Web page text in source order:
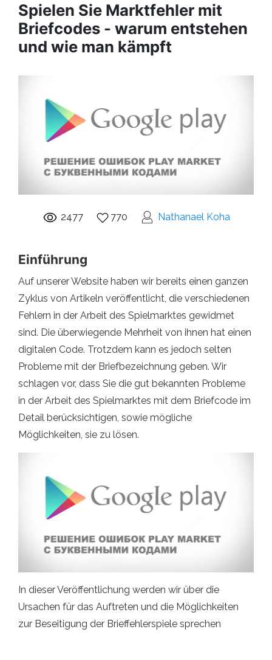
Spielen Sie Marktfehler mit
Briefcodes - warum entstehen
und wie man kämpft
2477 770 Nathanael Koha
Einführung
Auf unserer Website haben wir bereits einen ganzen
Zyklus von Artikeln veröffentlicht, die verschiedenen
Fehlern in der Arbeit des Spielmarktes gewidmet
sind. Die überwiegende Mehrheit von ihnen hat einen
digitalen Code. Trotzdem kann es jedoch selten
Probleme mit der Briefbezeichnung geben. Wir
schlagen vor, dass Sie die gut bekannten Probleme
in der Arbeit des Spielmarktes mit dem Briefcode im
Detail berücksichtigen, sowie mögliche
Möglichkeiten, sie zu lösen.
In dieser Veröffentlichung werden wir über die
Ursachen für das Auftreten und die Möglichkeiten
zur Beseitigung der Brieffehlerspiele sprechen